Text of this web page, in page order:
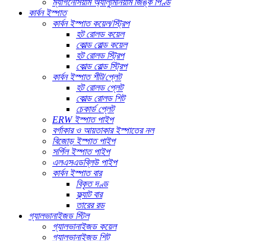
কার্বন ইস্পাত
কার্বন ইস্পাত কয়েল/স্ট্রিপ
হট রোলড কয়েল
কোল্ড রোল্ড কয়েল
হট রোলড স্ট্রিপ
কোল্ড রোল্ড স্ট্রিপ
কার্বন ইস্পাত শীট/প্লেট
হট রোলড প্লেট
কোল্ড রোলড শিট
চেকার্ড প্লেট
ERW ইস্পাত পাইপ
বর্গাকার ও আয়তাকার ইস্পাতের নল
বিজোড় ইস্পাত পাইপ
সর্পিল ইস্পাত পাইপ
এলএসএডব্লিউ পাইপ
কার্বন ইস্পাত বার
বিকৃত দণ্ড
ফ্ল্যাট বার
তারের রড
গ্যালভানাইজড স্টিল
গ্যালভানাইজড কয়েল
গ্যালভানাইজড শিট